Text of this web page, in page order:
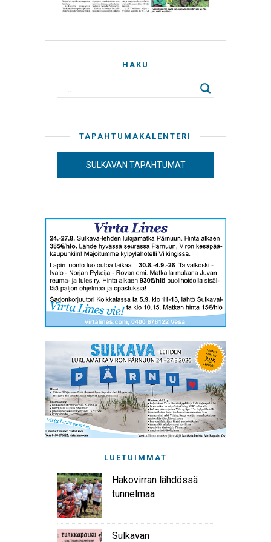
HAKU
TAPAHTUMAKALENTERI
SULKAVAN TAPAHTUMAT
LUETUIMMAT
Hakovirran lähdössä
tunnelmaa
Sulkavan